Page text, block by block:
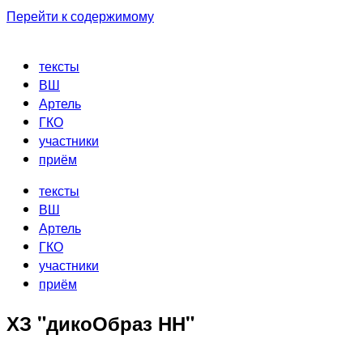
Перейти к содержимому
тексты
ВШ
Артель
ГКО
участники
приём
тексты
ВШ
Артель
ГКО
участники
приём
ХЗ "дикоОбраз НН"